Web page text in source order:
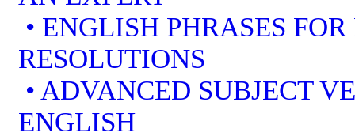
• ENGLISH PHRASES
RESOLUTIONS
• ADVANCED SUBJECT
ENGLISH